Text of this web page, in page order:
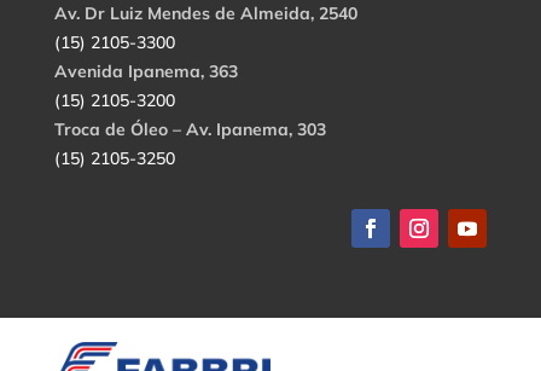
Av. Dr Luiz Mendes de Almeida, 2540
(15) 2105-3300
Avenida Ipanema, 363
(15) 2105-3200
Troca de Óleo – Av. Ipanema, 303
(15) 2105-3250